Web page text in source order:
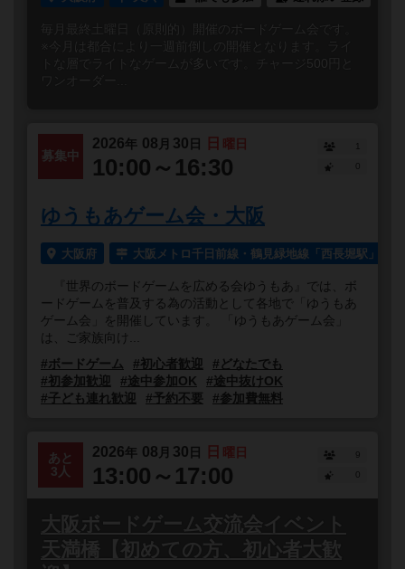
毎月最終土曜日（原則的）開催のボードゲーム会です。
※今月は都合により一週前倒しの開催となります。ライ
トな層でライトなゲームが多いです。チャージ500円と
募集中
2026年 08 月 30 日 日 曜日
10:00～16:30
1
ゆうもあゲーム会・大阪
大阪府 大阪メトロ千日前線・鶴見緑地線「西長堀駅」よ
『世界のボードゲームを広める会ゆうもあ』では、ボ
ードゲームを普及する為の活動として各地で「ゆうもあ
ゲーム会」を開催しています。 「ゆうもあゲーム会」
は、ご家族向け...
#ボードゲーム
#初心者歓迎
#どなたでも
#初参加歓迎
#途中参加OK
#途中抜けOK
#子ども連れ歓迎
#予約不要 #参加費無料
あと
3人
2026年 08 月 30 日 日 曜日
13:00～17:00
9
大阪ボードゲーム交流会イベント
天満橋【初めての方、初心者大歓